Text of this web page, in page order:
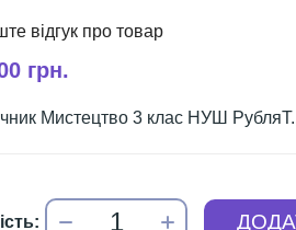
грн.
Мистецтво 3 клас НУШ